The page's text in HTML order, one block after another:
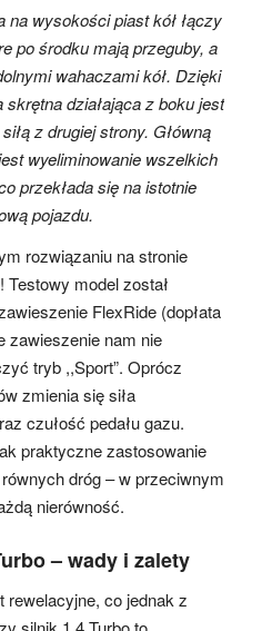
wysokości piast kół łączy
po środku mają przeguby, a
wahaczami kół. Dzięki
działająca z boku jest
z drugiej strony. Główną
wyeliminowanie wszelkich
przekłada się na istotnie
pojazdu.
rozwiązaniu na stronie
model został
FlexRide (dopłata
zawieszenie nam nie
tryb ,,Sport”. Oprócz
zmienia się siła
czułość pedału gazu.
praktyczne zastosowanie
dróg – w przeciwnym
nierówność.
– wady i zalety
rewelacyjne, co jednak z